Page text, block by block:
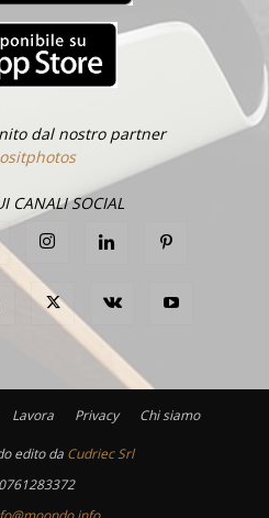
dal nostro partner
CANALI SOCIAL
Lavora Privacy Chi siamo
edito da Cudriec Srl
0761283372